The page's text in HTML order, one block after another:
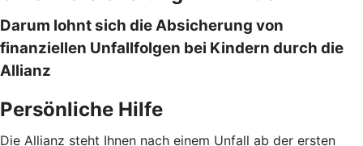
Darum lohnt sich die Absicherung von
finanziellen Unfallfolgen bei Kindern durch die
Allianz
Persönliche Hilfe
Die Allianz steht Ihnen nach einem Unfall ab der ersten